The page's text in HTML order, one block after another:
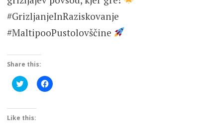
#GrizljanjeInRaziskovanje
#MaltipooPustolovščine
Share this:
Click
to
Twitter
(Opens
in
Click
to
Like this: